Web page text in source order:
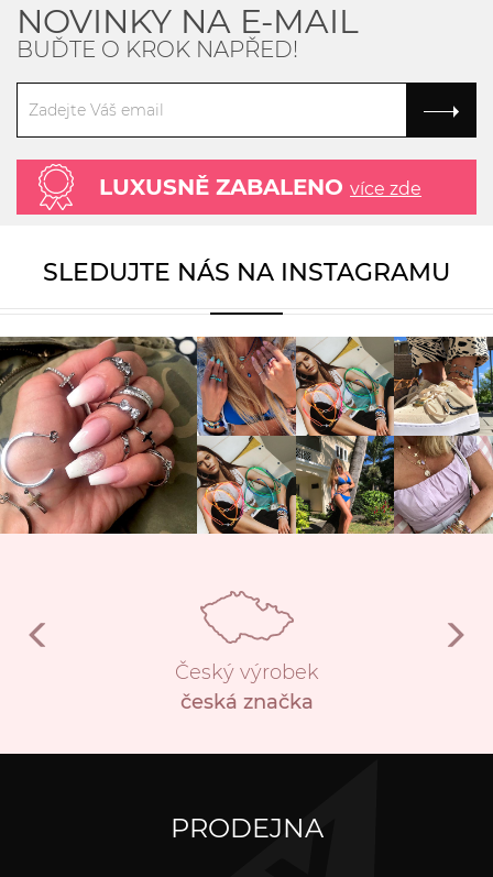
NOVINKY NA E-MAIL
BUĎTE O KROK NAPŘED!
LUXUSNĚ ZABALENO více zde
SLEDUJTE NÁS NA INSTAGRAMU
Český výrobek
česká značka
PRODEJNA